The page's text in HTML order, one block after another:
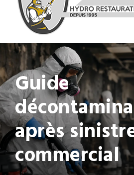
Guide
après
commercial